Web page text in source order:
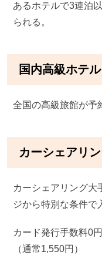
あるホテルで3連泊
られる。
国内高級ホテ
全国の高級旅館が予
カーシェアリ
カーシェアリング大
ジから特別な条件で
カード発行手数料0円
（通常1,550円）